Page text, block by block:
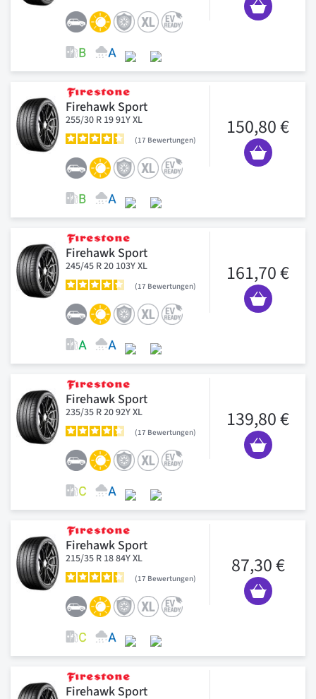
Firehawk Sport
255/30 R 19 91Y XL
17 Bewertungen
150,80 €
Firehawk Sport
245/45 R 20 103Y XL
17 Bewertungen
161,70 €
Firehawk Sport
235/35 R 20 92Y XL
17 Bewertungen
139,80 €
Firehawk Sport
215/35 R 18 84Y XL
17 Bewertungen
87,30 €
Firehawk Sport